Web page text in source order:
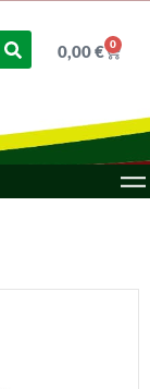
0,00€ 0